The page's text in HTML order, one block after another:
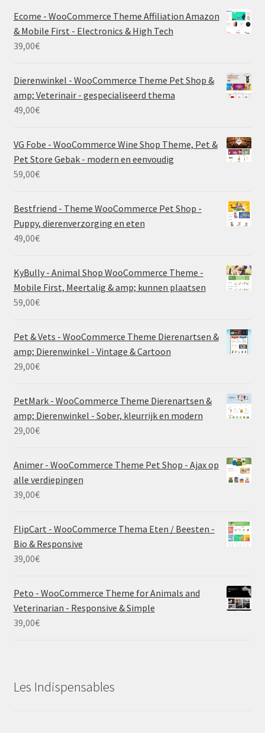
Ecome - WooCommerce Theme Affiliation Amazon
& Mobile First - Electronics & High Tech
39,00€
Dierenwinkel - WooCommerce Theme Pet Shop &
amp; Veterinair - gespecialiseerd thema
49,00€
VG Fobe - WooCommerce Wine Shop Theme, Pet &
Pet Store Gebak - modern en eenvoudig
59,00€
Bestfriend - Theme WooCommerce Pet Shop -
Puppy, dierenverzorging en eten
49,00€
KyBully - Animal Shop WooCommerce Theme -
Mobile First, Meertalig & amp; kunnen plaatsen
59,00€
Pet & Vets - WooCommerce Theme Dierenartsen &
amp; Dierenwinkel - Vintage & Cartoon
29,00€
PetMark - WooCommerce Theme Dierenartsen &
amp; Dierenwinkel - Sober, kleurrijk en modern
29,00€
Animer - WooCommerce Theme Pet Shop - Ajax op
alle verdiepingen
39,00€
FlipCart - WooCommerce Thema Eten / Beesten -
Bio & Responsive
39,00€
Peto - WooCommerce Theme for Animals and
Veterinarian - Responsive & Simple
39,00€
Les Indispensables